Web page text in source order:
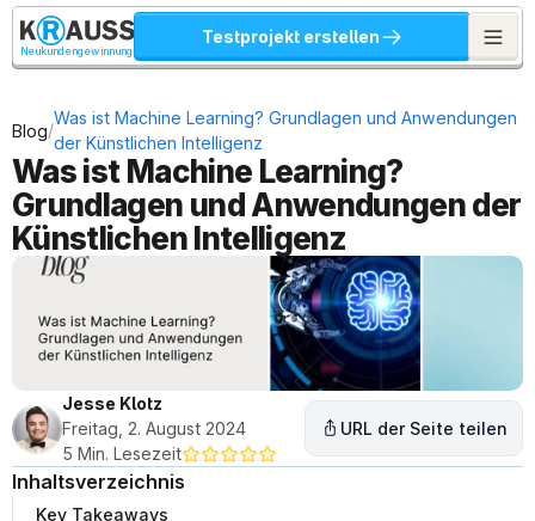
Neukundengewinnung
Testprojekt erstellen
Blog/
Was ist Machine Learning? Grundlagen und Anwendungen
der Künstlichen Intelligenz
Was ist Machine Learning?
Grundlagen und Anwendungen der
Künstlichen Intelligenz
Jesse Klotz
Freitag, 2. August 2024
5 Min. Lesezeit
URL der Seite teilen
Inhaltsverzeichnis
Key Takeaways